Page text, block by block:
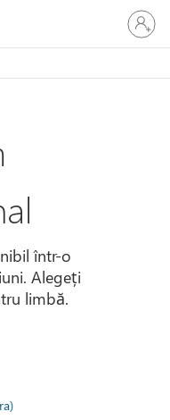
vă
la
dvs.
într-o
Alegeți
limbă.